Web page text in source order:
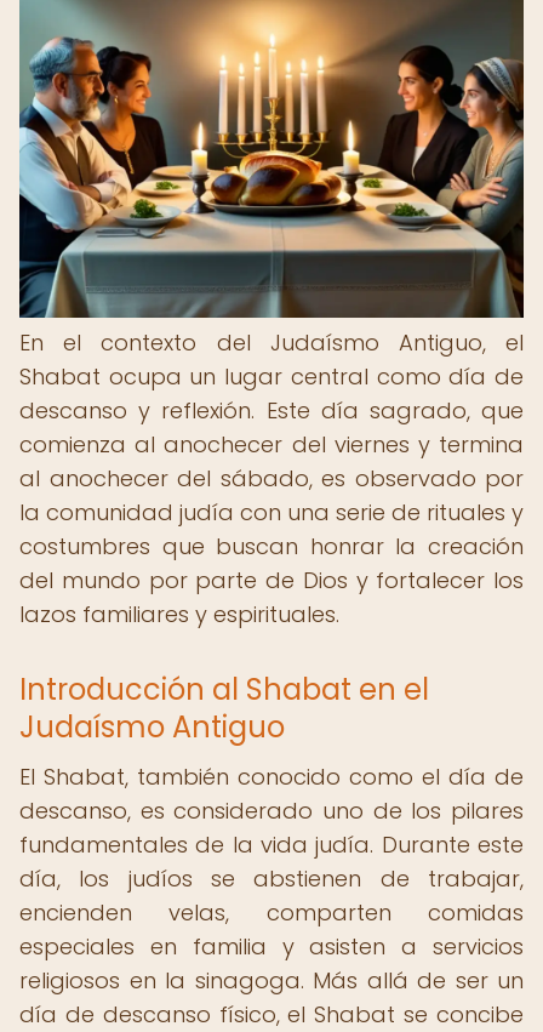
En el contexto del Judaísmo Antiguo, el
Shabat ocupa un lugar central como día de
descanso y reflexión. Este día sagrado, que
comienza al anochecer del viernes y termina
al anochecer del sábado, es observado por
la comunidad judía con una serie de rituales y
costumbres que buscan honrar la creación
del mundo por parte de Dios y fortalecer los
lazos familiares y espirituales.
Introducción al Shabat en el
Judaísmo Antiguo
El Shabat, también conocido como el día de
descanso, es considerado uno de los pilares
fundamentales de la vida judía. Durante este
día, los judíos se abstienen de trabajar,
encienden velas, comparten comidas
especiales en familia y asisten a servicios
religiosos en la sinagoga. Más allá de ser un
día de descanso físico, el Shabat se concibe